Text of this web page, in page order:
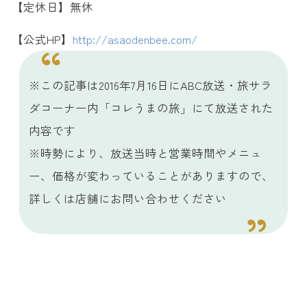
【定休日】無休
【公式HP】 http://asaodenbee.com/
※この記事は2016年7月16日にABC放送・旅サラ
ダコーナー内「コレうまの旅」にて放送された
内容です
※時勢により、放送当時と営業時間やメニュ
ー、価格が変わっていることがありますので、
詳しくは店舗にお問い合わせください